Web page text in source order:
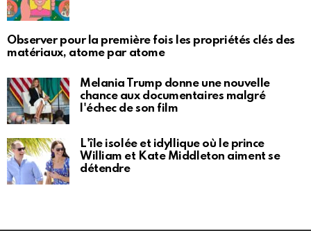
Observer pour la première fois les propriétés clés des
matériaux, atome par atome
Melania Trump donne une nouvelle
chance aux documentaires malgré
l'échec de son film
L'île isolée et idyllique où le prince
William et Kate Middleton aiment se
détendre